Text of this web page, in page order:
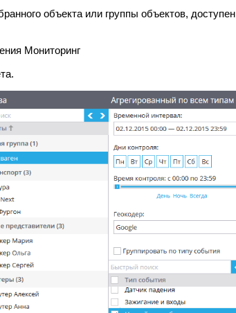
объекта или группы объектов, доступен
Мониторинг